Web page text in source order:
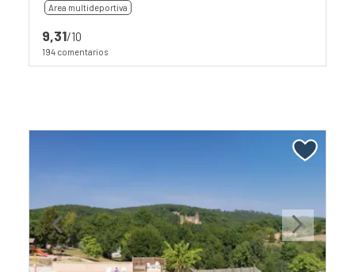
Area multideportiva
9,31/10
194 comentarios
Previous Next